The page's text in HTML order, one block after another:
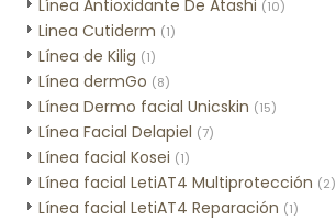
Línea Antioxidante De Atashi (10)
Linea Cutiderm (1)
Línea de Kilig (1)
Línea dermGo (8)
Línea Dermo facial Unicskin (15)
Línea Facial Delapiel (7)
Línea facial Kosei (1)
Línea facial LetiAT4 Multiprotección (2)
Línea facial LetiAT4 Reparación (1)